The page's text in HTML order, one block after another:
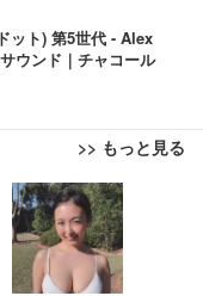
ット) 第5世代 - Alex
ウンド｜チャコール
>> もっと見る
テレワーク 疲れな
ンパクト 約105度ロッ
座面昇降 強化ナイロ
在宅ワーク H-WY01
モニター | FlexScan
・USB Type-C・ホワ
ツ 薄型 レギュラー 1
300枚